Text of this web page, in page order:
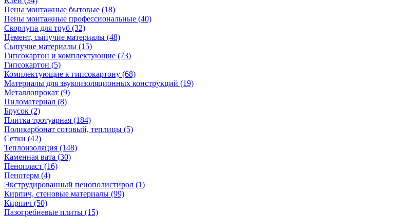
Пены монтажные бытовые (18)
Пены монтажные профессиональные (40)
Скорлупа для труб (32)
Цемент, сыпучие материалы (48)
Сыпучие материалы (15)
Гипсокартон и комплектующие (73)
Гипсокартон (5)
Комплектующие к гипсокартону (68)
Материалы для звукоизоляционных конструкций (19)
Металлопрокат (9)
Пиломатериал (8)
Брусок (2)
Плитка тротуарная (184)
Поликарбонат сотовый, теплицы (5)
Сетки (42)
Теплоизоляция (148)
Каменная вата (30)
Пенопласт (16)
Пенотерм (4)
Экструдированный пенополистирол (1)
Кирпич, стеновые материалы (99)
Кирпич (50)
Пазогребневые плиты (15)